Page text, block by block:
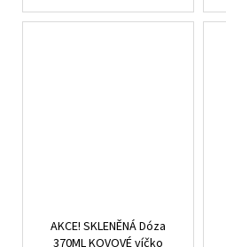
AKCE! SKLENĚNÁ Dóza